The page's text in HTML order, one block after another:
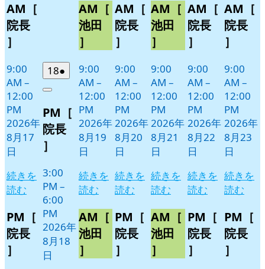
月
17
日
イ
AM［
院長
］
9:00
AM –
12:00
PM
2026年
8月17
日
続きを
読む
PM［
院長
］
182026
年
月
18
日
●
件
イ
ベ
Close
PM［
院長
］
3:00
PM –
6:00
PM
2026年
8月18
日
月
19
日
イ
ベ
ト)
AM［
池田
］
9:00
AM –
12:00
PM
2026年
8月19
日
続きを
読む
AM［
池田
］
月
20
日
イ
ベ
ト)
AM［
院長
］
9:00
AM –
12:00
PM
2026年
8月20
日
続きを
読む
PM［
院長
］
月
21
日
イ
ベ
ト)
AM［
池田
］
9:00
AM –
12:00
PM
2026年
8月21
日
続きを
読む
AM［
池田
］
月
22
日
イ
ベ
ト)
AM［
院長
］
9:00
AM –
12:00
PM
2026年
8月22
日
続きを
読む
PM［
院長
］
月
23
日
イ
AM［
院長
］
9:00
AM –
12:00
PM
2026年
8月23
日
続きを
読む
PM［
院長
］